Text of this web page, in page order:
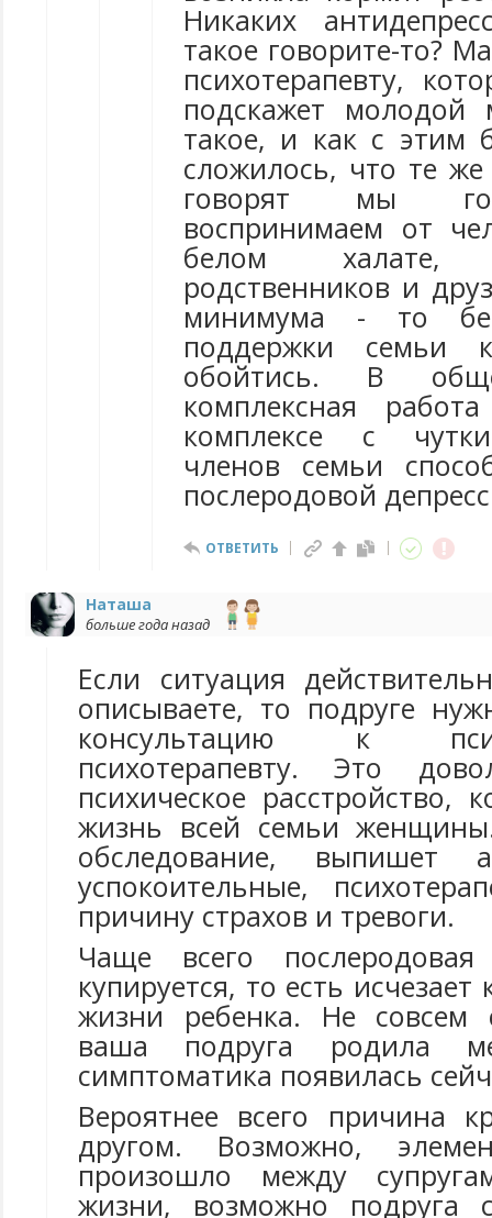
Никаких
такое говорите-то?
психотерапевту,
подскажет
такое, и как с этим
сложилось, что те
говорят мы
воспринимаем от
белом
родственников и
минимума - то без
поддержки семьи
обойтись. В
комплексная
комплексе с
членов семьи
послеродовой
ОТВЕТИТЬ
Наташа
больше года назад
Если ситуация
описываете, то подруге
консультацию к
психотерапевту. Это
психическое расстройство,
жизнь всей семьи
обследование, выпишет
успокоительные,
причину страхов и тревоги.
Чаще всего
купируется, то есть
жизни ребенка. Не совсем
ваша подруга родила
симптоматика появилась
Вероятнее всего причина
другом. Возможно,
произошло между
жизни, возможно подруга